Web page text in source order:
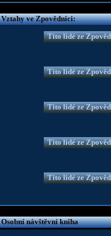
Vztahy ve Zpovědnici:
Tito lidé ze
Tito lidé ze
Tito lidé ze
Tito lidé ze
Tito lidé ze
Osobní návštěvní kniha